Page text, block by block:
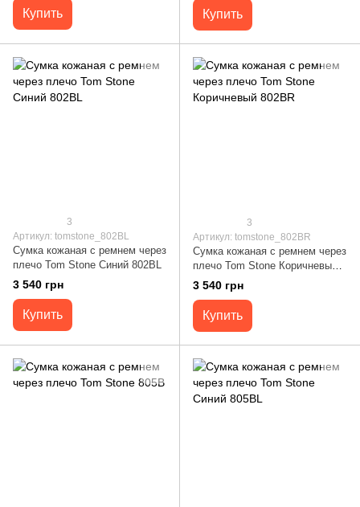
Купить Купить
3
Артикул: tomstone_802BL
Сумка кожаная с ремнем через
плечо Tom Stone Синий 802BL
3 540 грн
Купить
3
Артикул: tomstone_802BR
Сумка кожаная с ремнем через
плечо Tom Stone Коричневый
802BR
3 540 грн
Купить